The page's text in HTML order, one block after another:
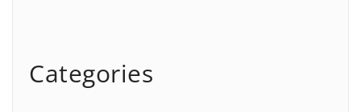
Categories